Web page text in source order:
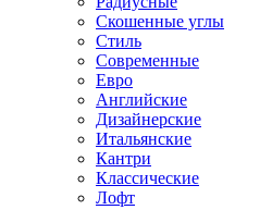
Скошенные углы
Стиль
Современные
Евро
Английские
Дизайнерские
Итальянские
Кантри
Классические
Лофт